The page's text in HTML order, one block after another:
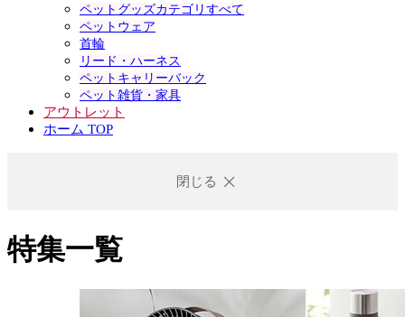
ペットグッズカテゴリすべて
ペットウェア
首輪
リード・ハーネス
ペットキャリーバック
ペット雑貨・家具
アウトレット
ホーム TOP
閉じる
特集一覧